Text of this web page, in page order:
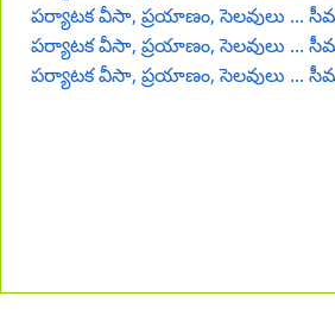
పర్యాటక వీసా, ప్రయాణం, సెలవులు ...
పర్యాటక వీసా, ప్రయాణం, సెలవులు ...
పర్యాటక వీసా, ప్రయాణం, సెలవులు ...